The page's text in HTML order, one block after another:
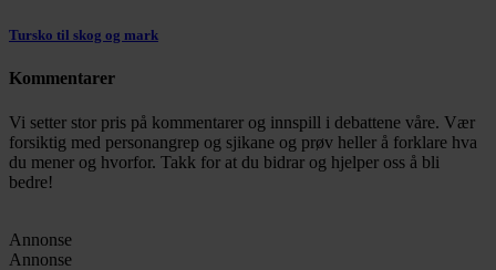
Tursko til skog og mark
Kommentarer
Vi setter stor pris på kommentarer og innspill i debattene våre. Vær
forsiktig med personangrep og sjikane og prøv heller å forklare hva
du mener og hvorfor. Takk for at du bidrar og hjelper oss å bli
bedre!
Annonse
Annonse